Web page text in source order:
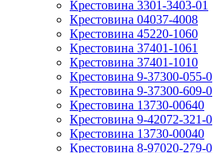
Крестовина 3301-3403-01
Крестовина 04037-4008
Крестовина 45220-1060
Крестовина 37401-1061
Крестовина 37401-1010
Крестовина 9-37300-055-0
Крестовина 9-37300-609-0
Крестовина 13730-00640
Крестовина 9-42072-321-0
Крестовина 13730-00040
Крестовина 8-97020-279-0